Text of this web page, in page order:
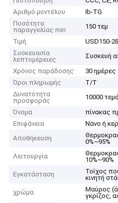
Αριθμό μοντέλου
Ib-TG
Ποσότητα
παραγγελίας min
150 τεμ
Τιμή
USD150-
Συσκευασία
λεπτομέρειες
Συσκευή
Χρόνος παράδοσης
30 ημέρες
Όροι πληρωμής
Τ/Τ
Δυνατότητα
προσφοράς
10000
Όνομα
πίνακας
Επιφάνεια
Νανο ή
Αποθήκευση
0%~95%
Λειτουργία
10%~90%
Εγκατάσταση
Τοίχος
κινητή
χρώμα
Μαύρος
γκρίζος,